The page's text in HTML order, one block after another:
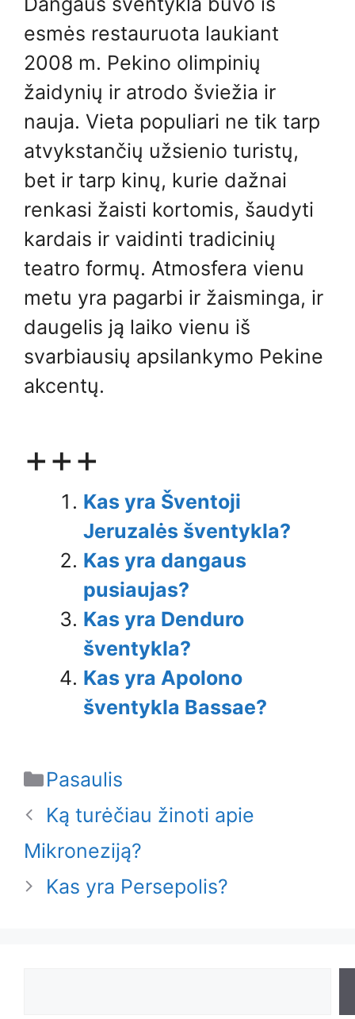
esmės restauruota laukiant
2008 m. Pekino olimpinių
žaidynių ir atrodo šviežia ir
nauja. Vieta populiari ne tik tarp
atvykstančių užsienio turistų,
bet ir tarp kinų, kurie dažnai
renkasi žaisti kortomis, šaudyti
kardais ir vaidinti tradicinių
teatro formų. Atmosfera vienu
metu yra pagarbi ir žaisminga, ir
daugelis ją laiko vienu iš
svarbiausių apsilankymo Pekine
akcentų.
+++
Kas yra Šventoji
Jeruzalės šventykla?
Kas yra dangaus
pusiaujas?
Kas yra Denduro
šventykla?
Kas yra Apolono
šventykla Bassae?
Categories
Pasaulis
Ką turėčiau žinoti apie
Mikroneziją?
Kas yra Persepolis?